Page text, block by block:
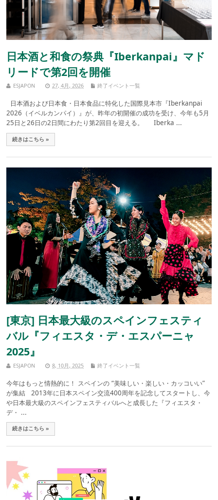
日本酒と和食の祭典『Iberkanpai』マド
リードで第2回を開催
ESJAPON 27, 4月, 2026 終了イベント一覧
日本酒および日本食・日本食品に特化した国際見本市『Iberkanpai
2026（イベルカンパイ）』が、昨年の初開催の成功を受け、今年も5月
25日と26日の2日間にわたり第2回目を迎える。 Iberka ...
続きはこちら »
[東京] 日本最大級のスペインフェスティ
バル『フィエスタ・デ・エスパーニャ
2025』
ESJAPON 8, 10月, 2025 終了イベント一覧
今年はもっと情熱的に！ スペインの “美味しい・楽しい・カッコいい”
が集結 2013年に日本スペイン交流400周年を記念してスタートし、今
や日本最大級のスペインフェスティバルへと成長した『フィエスタ・
デ・ ...
続きはこちら »